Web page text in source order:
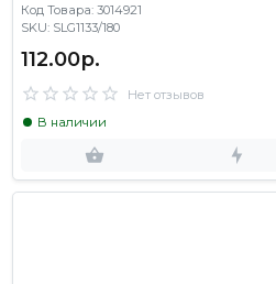
Код Товара: 3014921
SKU: SLG1133/180
112.00р.
Нет отзывов
В наличии